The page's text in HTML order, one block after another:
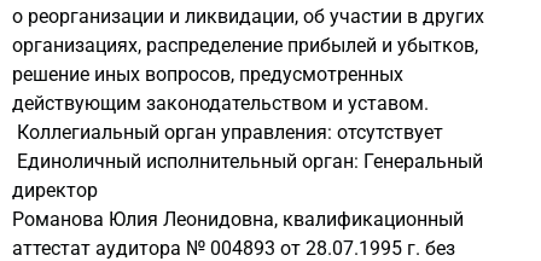
о реорганизации и ликвидации, об участии в других
организациях, распределение прибылей и убытков,
решение иных вопросов, предусмотренных
действующим законодательством и уставом.
Коллегиальный орган управления: отсутствует
Единоличный исполнительный орган: Генеральный
директор
Романова Юлия Леонидовна, квалификационный
аттестат аудитора № 004893 от 28.07.1995 г. без